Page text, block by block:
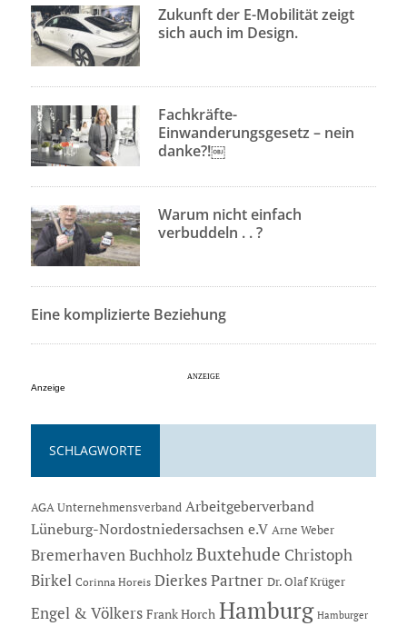
Zukunft der E-Mobilität zeigt
sich auch im Design.
Fachkräfte-
Einwanderungsgesetz – nein
danke?!￼
Warum nicht einfach
verbuddeln . . ?
Eine komplizierte Beziehung
Anzeige
SCHLAGWORTE
AGA Unternehmensverband Arbeitgeberverband
Lüneburg-Nordostniedersachsen e.V Arne Weber
Bremerhaven Buchholz Buxtehude Christoph
Birkel Corinna Horeis Dierkes Partner Dr. Olaf Krüger
Engel & Völkers Frank Horch Hamburg Hamburger